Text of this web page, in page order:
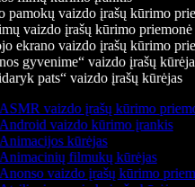
vaizdo įrašų kūrimo
vaizdo įrašų kūrimo priemonė
ekrano vaizdo įrašų kūrimo
gyvenime“ vaizdo įrašų kūrėjas
pats“ vaizdo įrašų kūrėjas
vaizdo įrašų kūrimo
vaizdo kūrimo įrankis
kūrėjas
filmukų kūrėjas
vaizdo įrašų kūrimo